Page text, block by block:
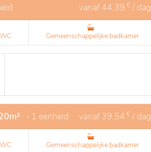
vanaf44,39 € / dag
Gemeenschappelijke badkamer
- 1 eenheid vanaf39,54 € / dag
Gemeenschappelijke badkamer